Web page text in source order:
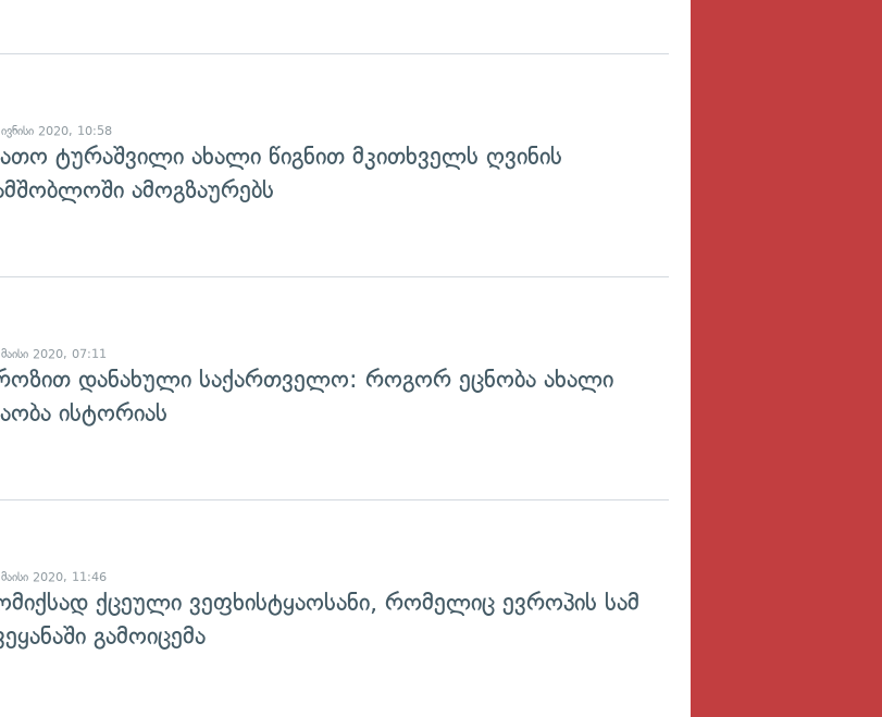
2020, 10:58
ტურაშვილი ახალი წიგნით მკითხველს ღვინის
ამოგზაურებს
2020, 07:11
დანახული საქართველო: როგორ ეცნობა ახალი
ისტორიას
2020, 11:46
ქცეული ვეფხისტყაოსანი, რომელიც ევროპის სამ
გამოიცემა